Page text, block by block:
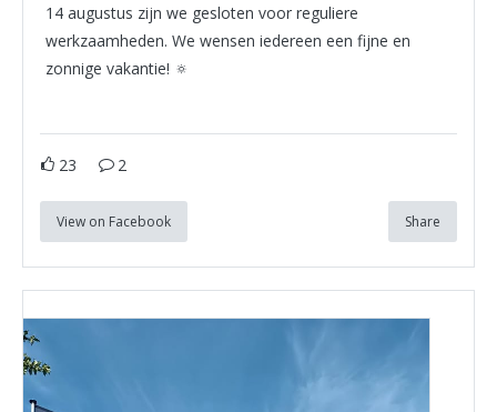
14 augustus zijn we gesloten voor reguliere
werkzaamheden. We wensen iedereen een fijne en
zonnige vakantie! 🔅
23 2
View on Facebook Share